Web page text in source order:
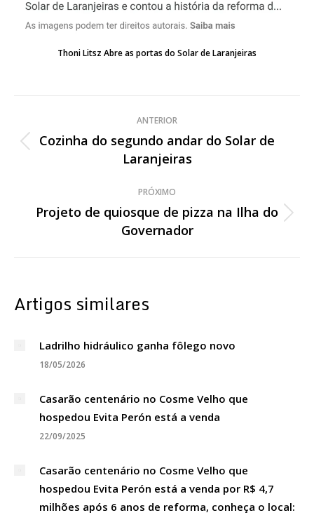
Thoni Litsz Abre as portas do Solar de Laranjeiras
Navegação
de
ANTERIOR
Post
anterior:
Cozinha do segundo andar do Solar de
Laranjeiras
PRÓXIMO
Próximo
post:
Projeto de quiosque de pizza na Ilha do
Governador
Artigos similares
Ladrilho hidráulico ganha fôlego novo
18/05/2026
Casarão centenário no Cosme Velho que
hospedou Evita Perón está a venda
22/09/2025
Casarão centenário no Cosme Velho que
hospedou Evita Perón está a venda por R$ 4,7
milhões após 6 anos de reforma, conheça o local: